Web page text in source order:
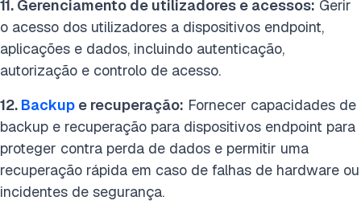
11. Gerenciamento de utilizadores e acessos: Gerir
o acesso dos utilizadores a dispositivos endpoint,
aplicações e dados, incluindo autenticação,
autorização e controlo de acesso.
12. Backup e recuperação: Fornecer capacidades de
backup e recuperação para dispositivos endpoint para
proteger contra perda de dados e permitir uma
recuperação rápida em caso de falhas de hardware ou
incidentes de segurança.